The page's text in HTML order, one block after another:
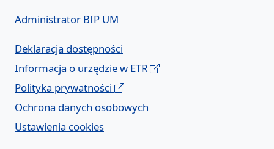
Administrator BIP UM
Deklaracja dostępności
Informacja o urzędzie w ETR
Polityka prywatności
Ochrona danych osobowych
Ustawienia cookies